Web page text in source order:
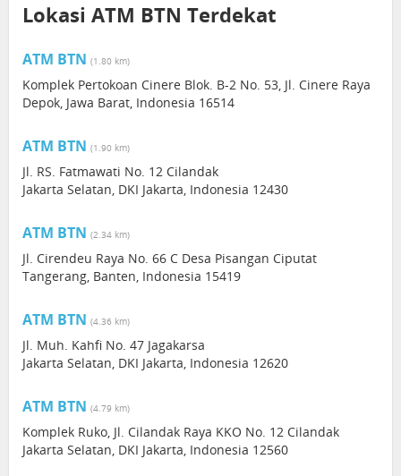
Lokasi ATM BTN Terdekat
ATM BTN (1.80 km)
Komplek Pertokoan Cinere Blok. B-2 No. 53, Jl. Cinere Raya
Depok, Jawa Barat, Indonesia 16514
ATM BTN (1.90 km)
Jl. RS. Fatmawati No. 12 Cilandak
Jakarta Selatan, DKI Jakarta, Indonesia 12430
ATM BTN (2.34 km)
Jl. Cirendeu Raya No. 66 C Desa Pisangan Ciputat
Tangerang, Banten, Indonesia 15419
ATM BTN (4.36 km)
Jl. Muh. Kahfi No. 47 Jagakarsa
Jakarta Selatan, DKI Jakarta, Indonesia 12620
ATM BTN (4.79 km)
Komplek Ruko, Jl. Cilandak Raya KKO No. 12 Cilandak
Jakarta Selatan, DKI Jakarta, Indonesia 12560